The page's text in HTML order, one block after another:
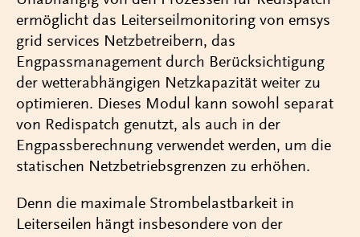
ermöglicht das Leiterseilmonitoring von emsys
grid services Netzbetreibern, das
Engpassmanagement durch Berücksichtigung
der wetterabhängigen Netzkapazität weiter zu
optimieren. Dieses Modul kann sowohl separat
von Redispatch genutzt, als auch in der
Engpassberechnung verwendet werden, um die
statischen Netzbetriebsgrenzen zu erhöhen.
Denn die maximale Strombelastbarkeit in
Leiterseilen hängt insbesondere von der